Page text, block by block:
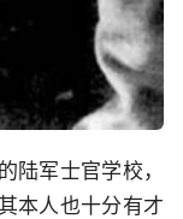
陆军士官学校，
本人也十分有才